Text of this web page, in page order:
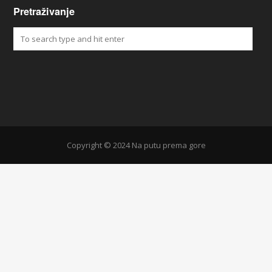
Pretraživanje
Copyright © 2024 Na putu prema gore